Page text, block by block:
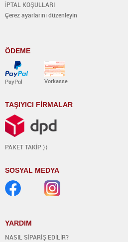
İPTAL KOŞULLARI
Çerez ayarlarını düzenleyin
ÖDEME
PayPal Vorkasse
TAŞIYICI FİRMALAR
PAKET TAKİP ⟩⟩
SOSYAL MEDYA
YARDIM
NASIL SİPARİŞ EDİLİR?